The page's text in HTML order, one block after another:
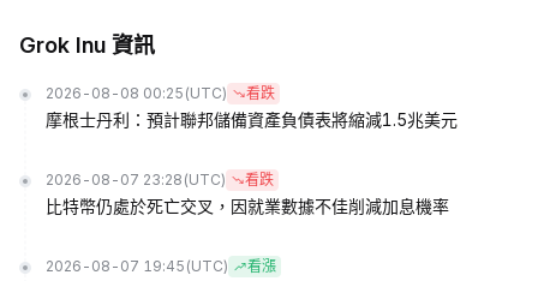
Grok Inu 資訊
2026-08-08 00:25 (UTC) 看跌
摩根士丹利：預計聯邦儲備資產負債表將縮減1.5兆美元
2026-08-07 23:28 (UTC) 看跌
比特幣仍處於死亡交叉，因就業數據不佳削減加息機率
2026-08-07 19:45 (UTC) 看漲